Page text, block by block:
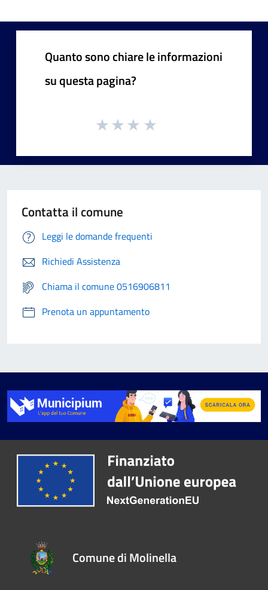
Quanto sono chiare le informazioni
su questa pagina?
Contatta il comune
Leggi le domande frequenti
Richiedi Assistenza
Chiama il comune 0516906811
Prenota un appuntamento
Comune di Molinella